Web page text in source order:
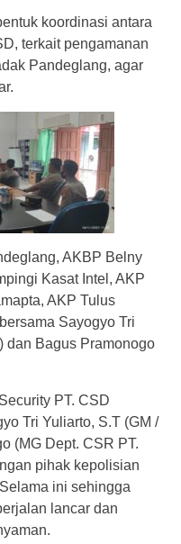
koordinasi antara
terkait pengamanan
Pandeglang, agar
AKBP Belny
Kasat Intel, AKP
AKP Tulus
Sayogyo Tri
dan Bagus Pramonogo
PT. CSD
Tri Yuliarto, S.T (GM /
(MG Dept. CSR PT.
pihak kepolisian
ini sehingga
lancar dan